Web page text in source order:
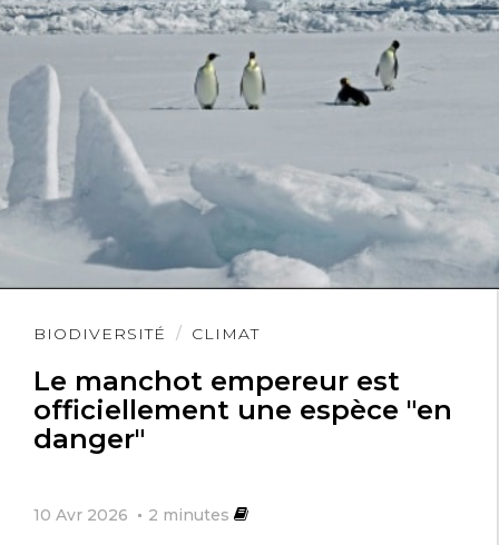
BIODIVERSITÉ CLIMAT
Le manchot empereur est
officiellement une espèce "en
danger"
10 Avr 2026 2 minutes
Lire